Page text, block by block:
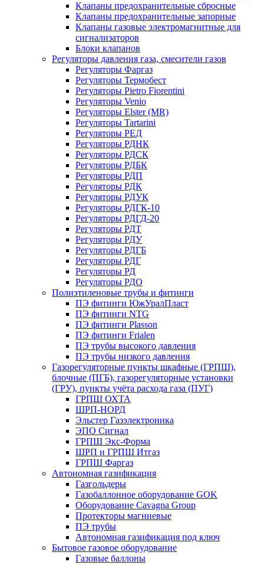
Клапаны предохранительные сбросные
Клапаны предохранительные запорные
Клапаны газовые электромагнитные для
сигнализаторов
Блоки клапанов
Регуляторы давления газа, смесители газов
Регуляторы Фаргаз
Регуляторы Термобест
Регуляторы Pietro Fiorentini
Регуляторы Venio
Регуляторы Elster (MR)
Регуляторы Tartarini
Регуляторы РЕД
Регуляторы РДНК
Регуляторы РДСК
Регуляторы РДБК
Регуляторы РДП
Регуляторы РДК
Регуляторы РДУК
Регуляторы РДГК-10
Регуляторы РДГД-20
Регуляторы РДТ
Регуляторы РДУ
Регуляторы РДГБ
Регуляторы РДГ
Регуляторы РД
Регуляторы РДО
Полиэтиленовые трубы и фитинги
ПЭ фитинги ЮжУралПласт
ПЭ фитинги NTG
ПЭ фитинги Plasson
ПЭ фитинги Frialen
ПЭ трубы высокого давления
ПЭ трубы низкого давления
Газорегуляторные пункты шкафные (ГРПШ),
блочные (ПГБ), газорегуляторные установки
(ГРУ), пункты учёта расхода газа (ПУГ)
ГРПШ ОХТА
ШРП-НОРД
Эльстер Газэлектроника
ЭПО Сигнал
ГРПШ Экс-Форма
ШРП и ГРПШ Итгаз
ГРПШ Фаргаз
Автономная газификация
Газгольдеры
Газобаллонное оборудование GOK
Оборудование Cavagna Group
Протекторы магниевые
ПЭ трубы
Автономная газификация под ключ
Бытовое газовое оборудование
Газовые баллоны